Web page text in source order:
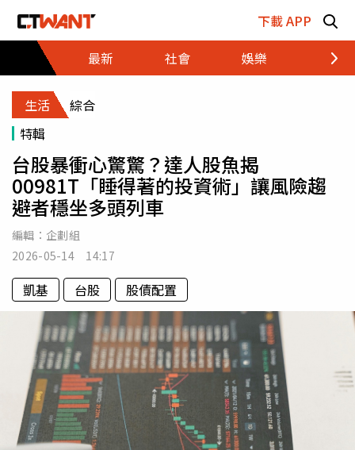
下載 APP
最新
社會 娛樂 財經
生活
綜合
特輯
台股暴衝心驚驚？達人股魚揭
00981T「睡得著的投資術」讓風險趨
避者穩坐多頭列車
編輯： 企劃組
2026-05-14 14:17
凱基 台股 股債配置